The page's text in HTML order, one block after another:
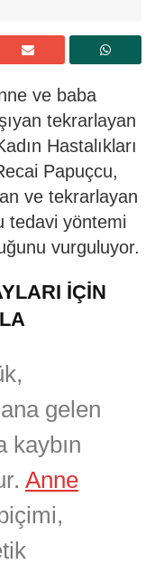
ve baba
tekrarlayan
Hastalıkları
Papuçcu,
ve tekrarlayan
tedavi yöntemi
vurguluyor.
İÇİN
gelen
kaybın
Anne